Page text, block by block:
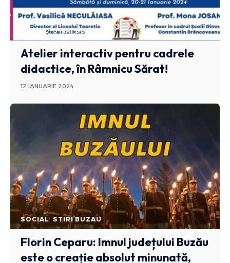
SOCIAL STIRI BUZAU
Atelier interactiv pentru cadrele
didactice, în Râmnicu Sărat!
12 IANUARIE 2024
SOCIAL STIRI BUZAU
Florin Ceparu: Imnul județului Buzău
este o creație absolut minunată,